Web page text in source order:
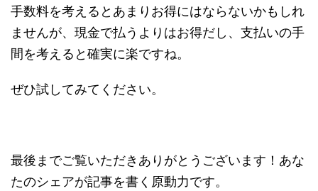
手数料を考えるとあまりお得にはならないかもしれ
ませんが、現金で払うよりはお得だし、支払いの手
間を考えると確実に楽ですね。
ぜひ試してみてください。
最後までご覧いただきありがとうございます！あな
たのシェアが記事を書く原動力です。